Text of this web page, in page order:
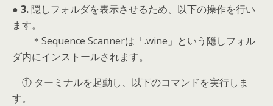
● 3.隠しフォルダを表示させるため、以下の操作を行い
ます。
＊Sequence Scannerは「.wine」という隠しフォル
ダ内にインストールされます。
① ターミナルを起動し、以下のコマンドを実行しま
す。